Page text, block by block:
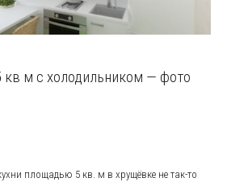
кв м с холодильником — фото
площадью 5 кв. м в хрущёвке не так-то